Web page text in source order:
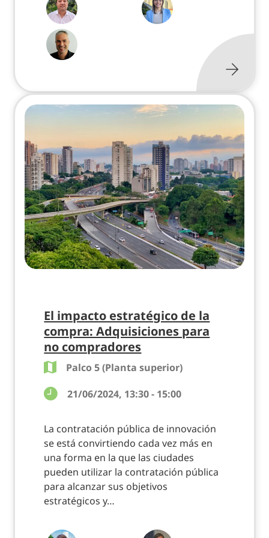
El impacto estratégico de la
compra: Adquisiciones para
no compradores
Palco 5 (Planta superior)
21/06/2024, 13:30 - 15:00
La contratación pública de innovación
se está convirtiendo cada vez más en
una forma en la que las ciudades
pueden utilizar la contratación pública
para alcanzar sus objetivos
estratégicos y…